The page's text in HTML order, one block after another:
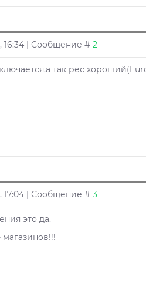
16:34 | Сообщение # 2
так рес
17:04 | Сообщение # 3
это да.